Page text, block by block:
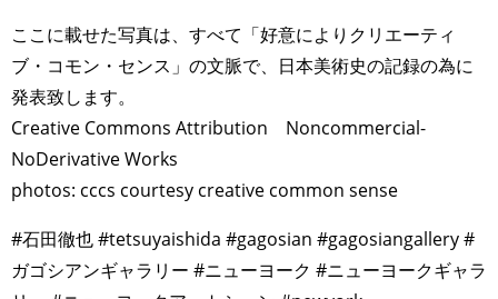
ART WORLD
POLITICS REVIEWS ARTICLES
ここに載せた写真は、すべて「好意によりクリエーティ
ブ・コモン・センス」の文脈で、日本美術史の記録の為に
発表致します。
Creative Commons Attribution Noncommercial-
NoDerivative Works
photos: cccs courtesy creative common sense
⁡#石田徹也 #tetsuyaishida #gagosian #gagosiangallery #
ガゴシアンギャラリー #ニューヨーク #ニューヨークギャラ